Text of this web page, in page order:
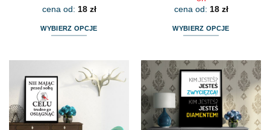
cena od: 18 zł
WYBIERZ OPCJE
wiele
wariantów.
Opcje
można
cena od: 18 zł
WYBIERZ OPCJE
ma
wiele
wariantów.
Opcje
można